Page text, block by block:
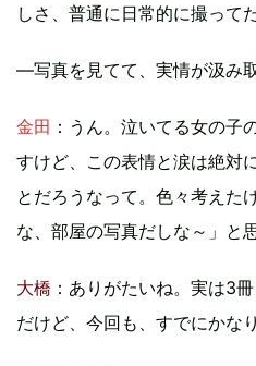
しさ、普通に日常的に撮って
―写真を見てて、実情が汲み
金田 ：うん。泣いてる女の子
すけど、この表情と涙は絶対
とだろうなって。色々考えた
な、部屋の写真だしな～」と
大橋 ：ありがたいね。実は3
だけど、今回も、すでにかな